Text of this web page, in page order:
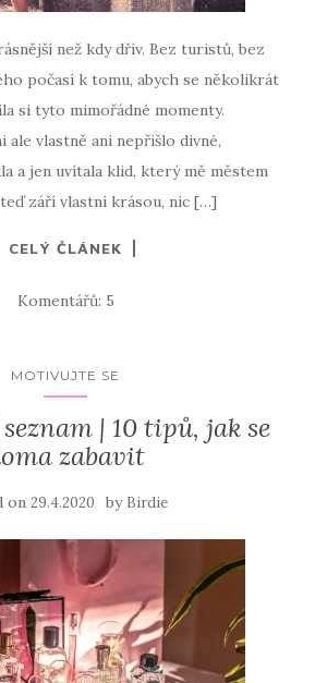
než kdy dřív. Bez turistů, bez
počasí k tomu, abych se několikrát
si tyto mimořádné momenty.
ale vlastně ani nepřišlo divné,
a jen uvítala klid, který mě městem
září vlastní krásou, nic […]
CELÝ ČLÁNEK
Komentářů: 5
MOTIVUJTE SE
| 10 tipů, jak se
zabavit
on 29.4.2020 by Birdie